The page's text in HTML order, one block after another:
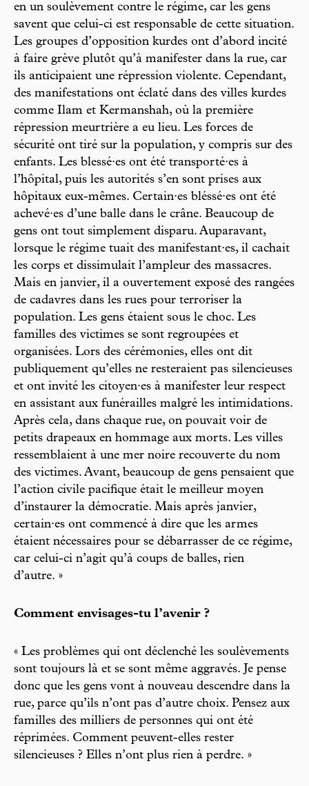
en un soulèvement contre le régime, car les gens
savent que celui-ci est responsable de cette situation.
Les groupes d’opposition kurdes ont d’abord incité
à faire grève plutôt qu’à manifester dans la rue, car
ils anticipaient une répression violente. Cependant,
des manifestations ont éclaté dans des villes kurdes
comme Ilam et Kermanshah, où la première
répression meurtrière a eu lieu. Les forces de
sécurité ont tiré sur la population, y compris sur des
enfants. Les blessé·es ont été transporté·es à
l’hôpital, puis les autorités s’en sont prises aux
hôpitaux eux-mêmes. Certain·es bléssé·es ont été
achevé·es d’une balle dans le crâne. Beaucoup de
gens ont tout simplement disparu. Auparavant,
lorsque le régime tuait des manifestant·es, il cachait
les corps et dissimulait l’ampleur des massacres.
Mais en janvier, il a ouvertement exposé des rangées
de cadavres dans les rues pour terroriser la
population. Les gens étaient sous le choc. Les
familles des victimes se sont regroupées et
organisées. Lors des cérémonies, elles ont dit
publiquement qu’elles ne resteraient pas silencieuses
et ont invité les citoyen·es à manifester leur respect
en assistant aux funérailles malgré les intimidations.
Après cela, dans chaque rue, on pouvait voir de
petits drapeaux en hommage aux morts. Les villes
ressemblaient à une mer noire recouverte du nom
des victimes. Avant, beaucoup de gens pensaient que
l’action civile pacifique était le meilleur moyen
d’instaurer la démocratie. Mais après janvier,
certain·es ont commencé à dire que les armes
étaient nécessaires pour se débarrasser de ce régime,
car celui-ci n’agit qu’à coups de balles, rien
d’autre. »
Comment envisages-tu l’avenir ?
« Les problèmes qui ont déclenché les soulèvements
sont toujours là et se sont même aggravés. Je pense
donc que les gens vont à nouveau descendre dans la
rue, parce qu’ils n’ont pas d’autre choix. Pensez aux
familles des milliers de personnes qui ont été
réprimées. Comment peuvent-elles rester
silencieuses ? Elles n’ont plus rien à perdre. »